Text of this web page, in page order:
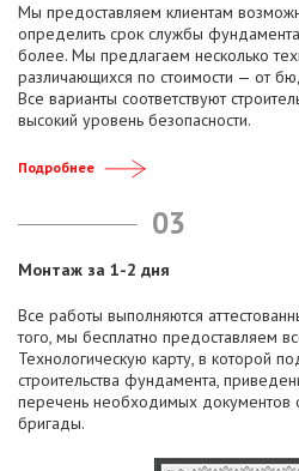
Мы предоставляем клиентам
определить срок службы
более. Мы предлагаем несколько
различающихся по стоимости — от
Все варианты соответствуют
высокий уровень безопасности.
Подробнее
03
Монтаж за 1-2 дня
Все работы выполняются
того, мы бесплатно предоставляем
Технологическую карту, в которой
строительства фундамента,
перечень необходимых документов
бригады.